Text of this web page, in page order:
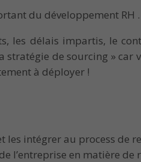
du développement RH .
les délais impartis, le
stratégie de sourcing »
à déployer !
les intégrer au process de
l’entreprise en matière de